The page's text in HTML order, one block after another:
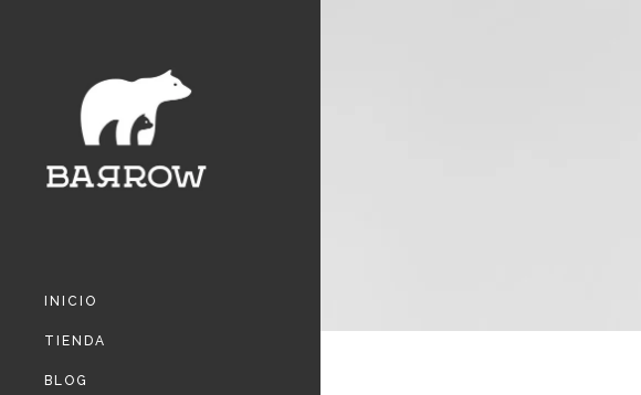
INICIO
TIENDA
BLOG